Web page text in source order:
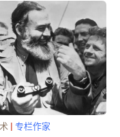
| 专栏作家